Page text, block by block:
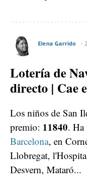
Elena Garrido
Lotería de
directo | Cae
Los niños de San
premio: 11840. Ha
Barcelona, en C
Llobregat,
Desvern, Mataró...